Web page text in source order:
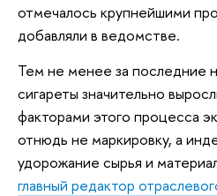
отмечалось крупнейшими
добавляли в ведомстве.
Тем не менее за последние
сигареты значительно
факторами этого процесса
отнюдь не маркировку, а
удорожание сырья и
главный редактор